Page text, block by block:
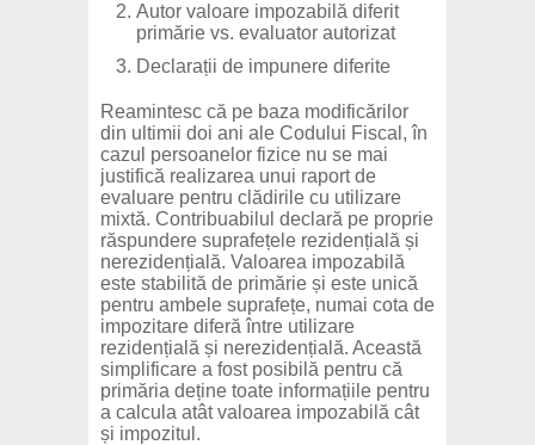
Autor valoare impozabilă diferit
primărie vs. evaluator autorizat
Declarații de impunere diferite
Reamintesc că pe baza modificărilor
din ultimii doi ani ale Codului Fiscal, în
cazul persoanelor fizice nu se mai
justifică realizarea unui raport de
evaluare pentru clădirile cu utilizare
mixtă. Contribuabilul declară pe proprie
răspundere suprafețele rezidențială și
nerezidențială. Valoarea impozabilă
este stabilită de primărie și este unică
pentru ambele suprafețe, numai cota de
impozitare diferă între utilizare
rezidențială și nerezidențială. Această
simplificare a fost posibilă pentru că
primăria deține toate informațiile pentru
a calcula atât valoarea impozabilă cât
și impozitul.